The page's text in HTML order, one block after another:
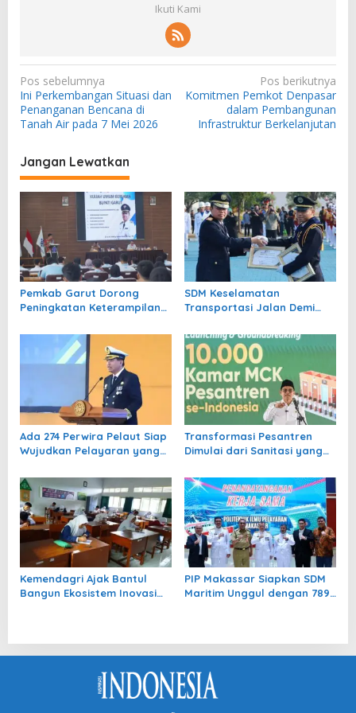
Ikuti Kami
N
a
v
g
a
i
p
o
s
Pos sebelumnya
Ini Perkembangan Situasi dan
Penanganan Bencana di
Tanah Air pada 7 Mei 2026
Pos berikutnya
Komitmen Pemkot Denpasar
dalam Pembangunan
Infrastruktur Berkelanjutan
Jangan Lewatkan
Pemkab Garut Dorong
Peningkatan Keterampilan
SDM Keselamatan
Transportasi Jalan Demi
Diperkuat Kemenhub
Ada 274 Perwira Pelaut Siap
Wujudkan Pelayaran yang
Berdaya Saing Global
Transformasi Pesantren
Dimulai dari Sanitasi yang
Kemendagri Ajak Bantul
Bangun Ekosistem Inovasi
PIP Makassar Siapkan SDM
Maritim Unggul dengan 789